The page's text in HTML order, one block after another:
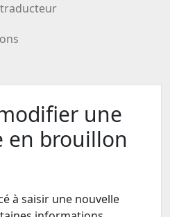
une
en brouillon
à saisir une nouvelle